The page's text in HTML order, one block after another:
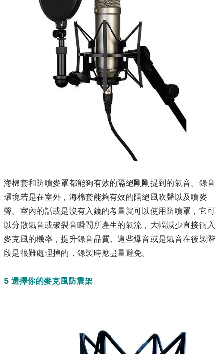
海棉套和防噴麥罩都能夠有效的隔絕剛剛提到的氣音。錄音
環境若是在室外，海棉套能夠有效的隔絕風吹聲以及噴麥
聲。室內的話或是沒有入鏡的考量就可以使用防噴罩，它可
以分散氣音或破裂音瞬間所產生的氣流，大幅減少直接衝入
麥克風的機率，提升錄音品質。這些爆音或是氣音在後製階
段是很難處理掉的，錄製時應盡量避免。
5 選擇你的麥克風防震架